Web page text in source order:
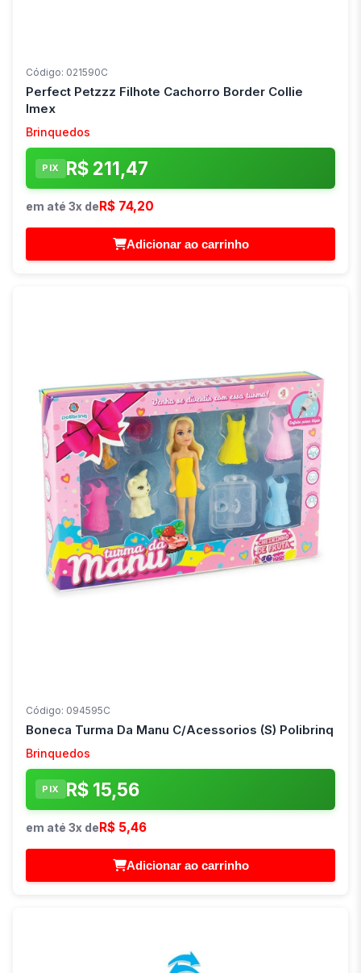
Código: 021590C
Perfect Petzzz Filhote Cachorro Border Collie
Imex
Brinquedos
PIX R$ 211,47
em até 3x de R$ 74,20
Adicionar ao carrinho
Código: 094595C
Boneca Turma Da Manu C/Acessorios (S) Polibrinq
Brinquedos
PIX R$ 15,56
em até 3x deR$ 5,46
Adicionar ao carrinho